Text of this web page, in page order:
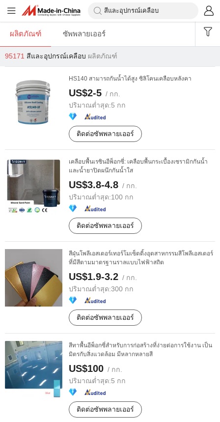
ผลิตภัณฑ์ ซัพพลายเออร์
95171 สีและอุปกรณ์เคลือบ ผลิตภัณฑ์
HS140 สามารถกันน้ำได้สูง ซิลิโคนเคลือบหลังคา
US$2-5 / กก.
ปริมาณต่ำสุด:5 กก
ติดต่อซัพพลายเออร์
เคลือบพื้นเรซินอีพ็อกซี่: เคลือบพื้นกระเบื้องเซรามิกกันน้ำ
และน้ำยาปิดผนึกกันน้ำใส
US$3.8-4.8 / กก.
ปริมาณต่ำสุด:100 กก
ติดต่อซัพพลายเออร์
สีฝุ่นโพลีเอสเตอร์เทอร์โมเซ็ตติ้งอุตสาหกรรมสีโพลีเอสเตอร์
ที่มีสีตามมาตรฐานราลแบบไฟฟ้าสถิต
US$1.9-3.2 / กก.
ปริมาณต่ำสุด:300 กก
ติดต่อซัพพลายเออร์
สีทาพื้นอีพ็อกซี่สำหรับการก่อสร้างที่ง่ายต่อการใช้งาน เป็น
มิตรกับสิ่งแวดล้อม มีหลากหลายสี
US$100 / กก.
ปริมาณต่ำสุด:5 กก
ติดต่อซัพพลายเออร์